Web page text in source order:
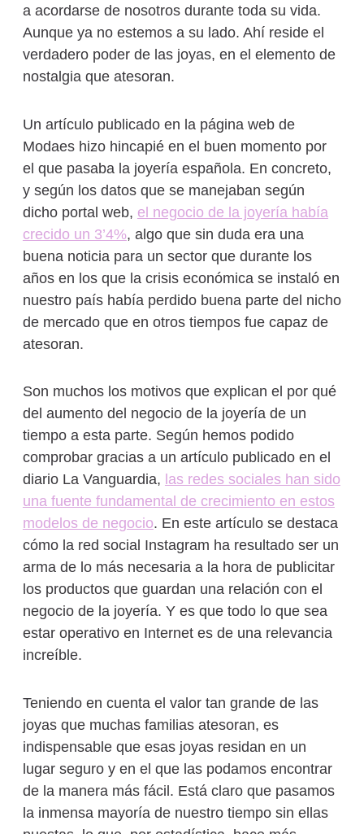
a acordarse de nosotros durante toda su vida.
Aunque ya no estemos a su lado. Ahí reside el
verdadero poder de las joyas, en el elemento de
nostalgia que atesoran.
Un artículo publicado en la página web de
Modaes hizo hincapié en el buen momento por
el que pasaba la joyería española. En concreto,
y según los datos que se manejaban según
dicho portal web, el negocio de la joyería había
crecido un 3’4%, algo que sin duda era una
buena noticia para un sector que durante los
años en los que la crisis económica se instaló en
nuestro país había perdido buena parte del nicho
de mercado que en otros tiempos fue capaz de
atesoran.
Son muchos los motivos que explican el por qué
del aumento del negocio de la joyería de un
tiempo a esta parte. Según hemos podido
comprobar gracias a un artículo publicado en el
diario La Vanguardia, las redes sociales han sido
una fuente fundamental de crecimiento en estos
modelos de negocio. En este artículo se destaca
cómo la red social Instagram ha resultado ser un
arma de lo más necesaria a la hora de publicitar
los productos que guardan una relación con el
negocio de la joyería. Y es que todo lo que sea
estar operativo en Internet es de una relevancia
increíble.
Teniendo en cuenta el valor tan grande de las
joyas que muchas familias atesoran, es
indispensable que esas joyas residan en un
lugar seguro y en el que las podamos encontrar
de la manera más fácil. Está claro que pasamos
la inmensa mayoría de nuestro tiempo sin ellas